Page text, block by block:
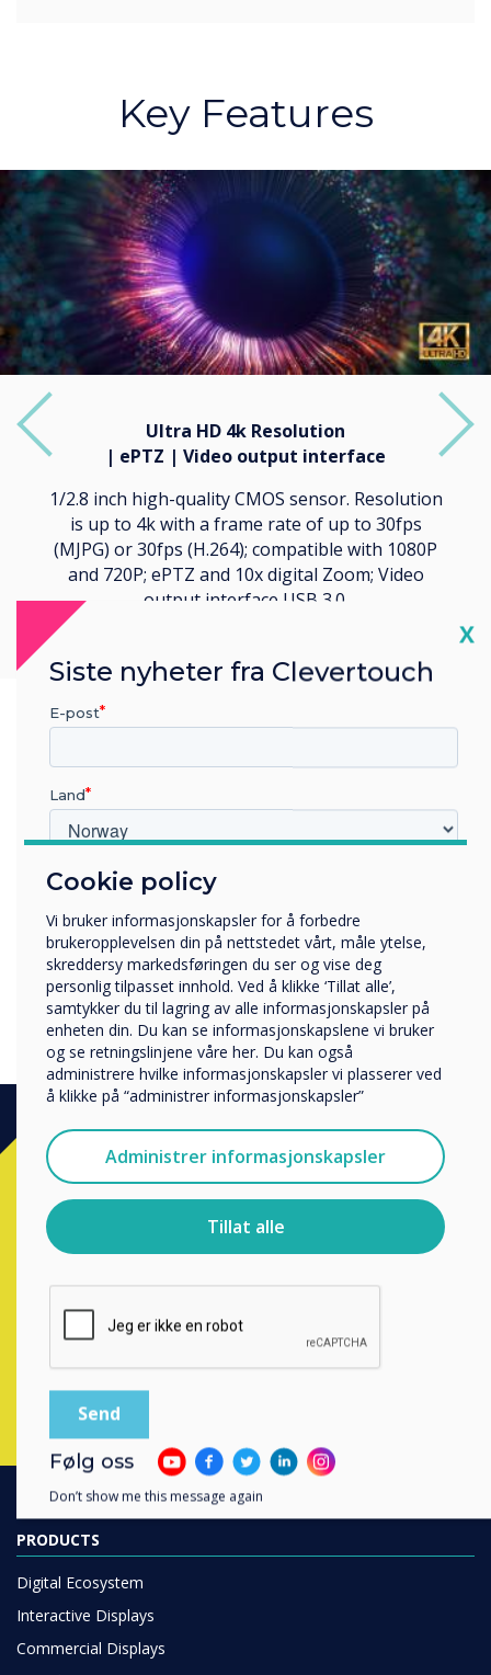
Key Features
Ultra HD 4k Resolution
| ePTZ | Video output interface
1/2.8 inch high-quality CMOS sensor. Resolution
is up to 4k with a frame rate of up to 30fps
(MJPG) or 30fps (H.264); compatible with 1080P
and 720P; ePTZ and 10x digital Zoom; Video
output interface USB 3.0.
Next
Klar for å kjøpe?
Kontakt en Clevertouch
ekspert ved
å fullføre skjema under.
Complete this form
PRODUCTS
Digital Ecosystem
Interactive Displays
Commercial Displays
Cookie policy
Vi bruker informasjonskapsler for å forbedre
brukeropplevelsen din på nettstedet vårt, måle ytelse,
skreddersy markedsføringen du ser og vise deg
personlig tilpasset innhold. Ved å klikke ‘Tillat alle’,
samtykker du til lagring av alle informasjonskapsler på
enheten din. Du kan se informasjonskapslene vi bruker
og se retningslinjene våre her. Du kan også
administrere hvilke informasjonskapsler vi plasserer ved
å klikke på “administrer informasjonskapsler”
Administrer informasjonskapsler
Tillat alle
X
Siste nyheter fra Clevertouch
E-post
Land
Hvilken bransje jobber du i?
Företag
Övriga
Selskapets navn
Vi vil gjerne kontakte deg angående våre produkter og
tjenester via e-post, telefon eller post.
Jeg godtar å motta kommunikasjon fra
Clevertouch.
For informasjon om hvordan vi samler inn og bruker
personopplysningene dine, se vår
personvernerklæring.
Ved å klikke på send gir du samtykke til Clevertouch til å
Følg oss
Don’t show me this message again